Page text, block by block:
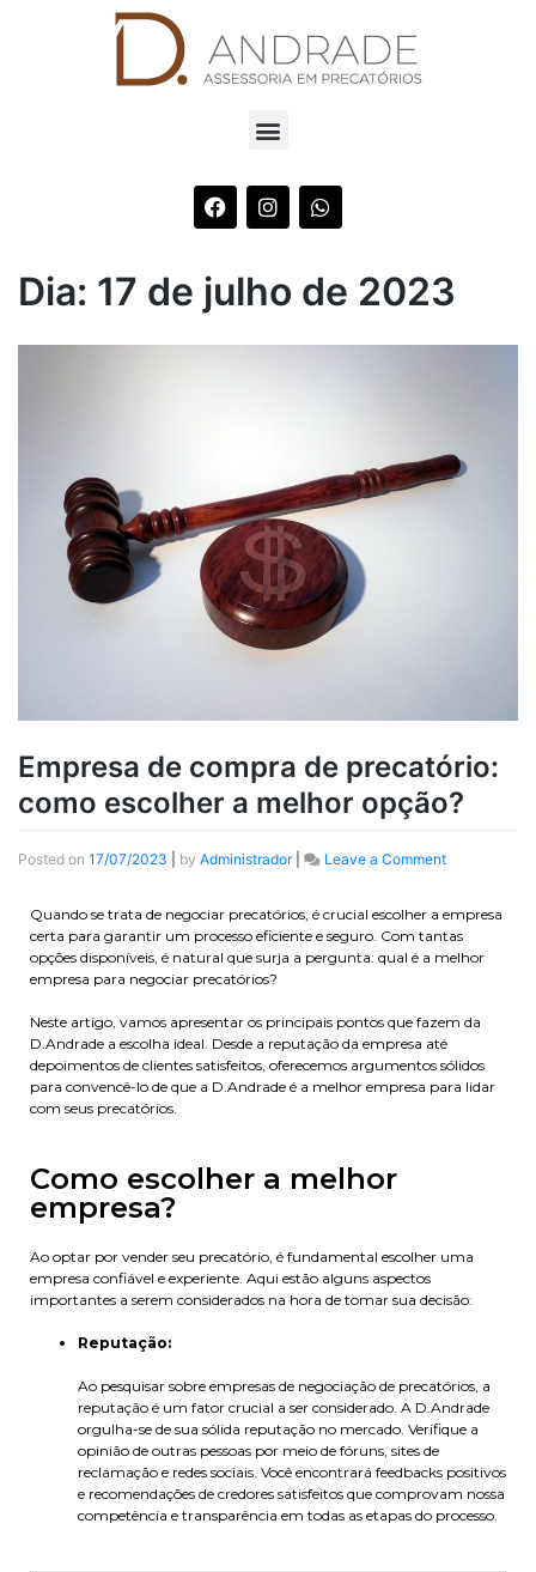
Dia: 17 de julho de 2023
Empresa de compra de precatório:
como escolher a melhor opção?
Posted on 17/07/2023 by Administrador| Leave a Comment
Quando se trata de negociar precatórios, é crucial escolher a empresa
certa para garantir um processo eficiente e seguro. Com tantas
opções disponíveis, é natural que surja a pergunta: qual é a melhor
empresa para negociar precatórios?
Neste artigo, vamos apresentar os principais pontos que fazem da
D.Andrade a escolha ideal. Desde a reputação da empresa até
depoimentos de clientes satisfeitos, oferecemos argumentos sólidos
para convencê-lo de que a D.Andrade é a melhor empresa para lidar
com seus precatórios.
Como escolher a melhor
empresa?
Ao optar por vender seu precatório, é fundamental escolher uma
empresa confiável e experiente. Aqui estão alguns aspectos
importantes a serem considerados na hora de tomar sua decisão:
Reputação:
Ao pesquisar sobre empresas de negociação de precatórios, a
reputação é um fator crucial a ser considerado. A D.Andrade
orgulha-se de sua sólida reputação no mercado. Verifique a
opinião de outras pessoas por meio de fóruns, sites de
reclamação e redes sociais. Você encontrará feedbacks positivos
e recomendações de credores satisfeitos que comprovam nossa
competência e transparência em todas as etapas do processo.